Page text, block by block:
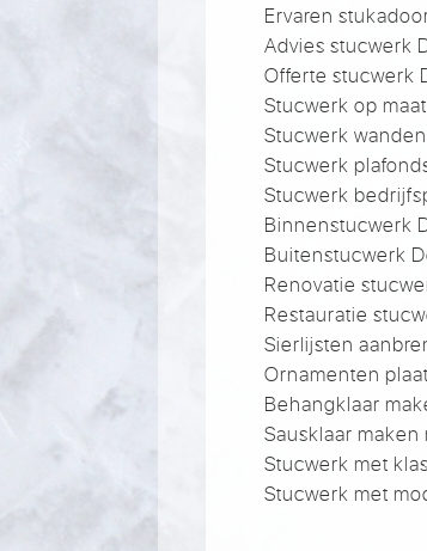
Ervaren
Advies stucwerk
Offerte stucwerk
Stucwerk op
Stucwerk
Stucwerk
Stucwerk
Binnenstucwerk
Buitenstucwerk
Renovatie
Restauratie
Sierlijsten
Ornamenten
Behangklaar
Sausklaar
Stucwerk met
Stucwerk met